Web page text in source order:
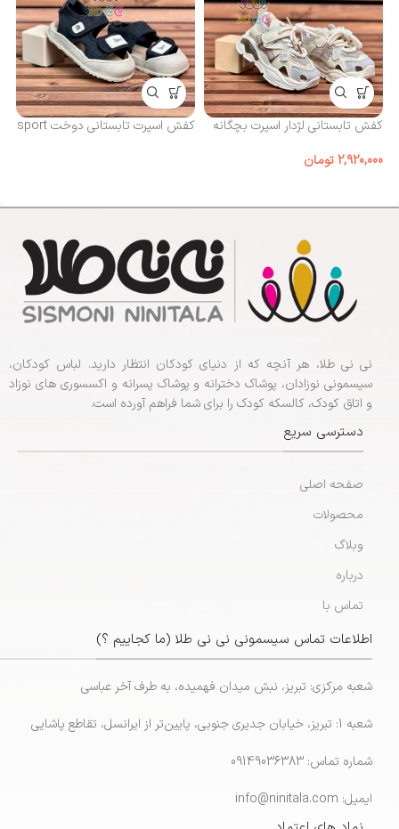
کفش تابستانی لژدار اسپرت بچگانه
2,920,000 تومان
کفش اسپرت تابستانی دوخت sport
نی نی طلا، هر آنچه که از دنیای کودکان انتظار دارید. لباس کودکان،
سیسمونی نوزادان، پوشاک دخترانه و پوشاک پسرانه و اکسسوری های نوزاد
و اتاق کودک، کالسکه کودک را برای شما فراهم آورده است.
دسترسی سریع
صفحه اصلی
محصولات
وبلاگ
درباره
تماس با
اطلاعات تماس سیسمونی نی نی طلا (ما کجاییم ؟)
شعبه مرکزی: تبریز، نبش میدان فهمیده، به طرف آخر عباسی
شعبه 1: تبریز، خیابان جدیری جنوبی، پایین‌تر از ایرانسل، تقاطع پاشایی
شماره تماس: 09149036383
ایمیل: info@ninitala.com